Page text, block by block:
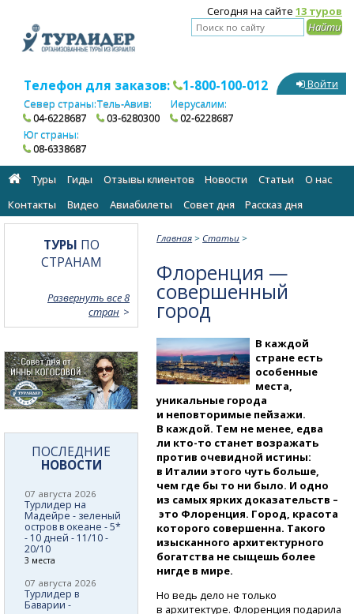
Сегодня на сайте 13 туров
Телефон для заказов: 1-800-100-012
Север страны:
04-6228687
Тель-Авив:
03-6280300
Иерусалим:
02-6228687
Юг страны:
08-6338687
Войти
Туры Гиды Отзывы клиентов Новости Статьи
О нас
Контакты
Видео Авиабилеты Cовет дня Рассказ дня
Главная > Статьи >
Флоренция —
совершенный
город
В каждой
стране есть
особенные
места,
уникальные города
и неповторимые пейзажи.
В каждой. Тем не менее, едва
ли кто-то станет возражать
против очевидной истины:
в Италии этого чуть больше,
чем где бы то ни было. И одно
из самых ярких доказательств –
это Флоренция. Город, красота
которого совершенна. Такого
изысканного архитектурного
богатства не сыщешь более
нигде в мире.
Но ведь дело не только
в архитектуре. Флоренция подарила
ТУРЫ ПО
СТРАНАМ
Развернуть все 8
стран
ПОСЛЕДНИЕ
НОВОСТИ
07 августа 2026
Турлидер на
Мадейре - зеленый
остров в океане - 5*
- 10 дней - 11/10 -
20/10
3 места
07 августа 2026
Турлидер в
Баварии -